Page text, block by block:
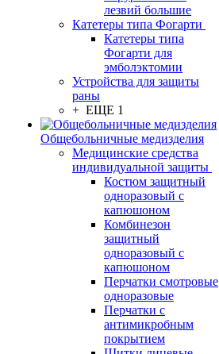
лезвий большие
Катетеры типа Фогарти
Катетеры типа
Фогарти для
эмболэктомии
Устройства для защиты
раны
+ ЕЩЕ 1
Общебольничные медизделия
Медицинские средства
индивидуальной защиты
Костюм защитный
одноразовый с
капюшоном
Комбинезон
защитный
одноразовый с
капюшоном
Перчатки смотровые
одноразовые
Перчатки с
антимикробным
покрытием